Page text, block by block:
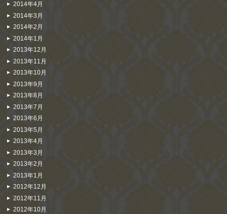
2014年4月
2014年3月
2014年2月
2014年1月
2013年12月
2013年11月
2013年10月
2013年9月
2013年8月
2013年7月
2013年6月
2013年5月
2013年4月
2013年3月
2013年2月
2013年1月
2012年12月
2012年11月
2012年10月